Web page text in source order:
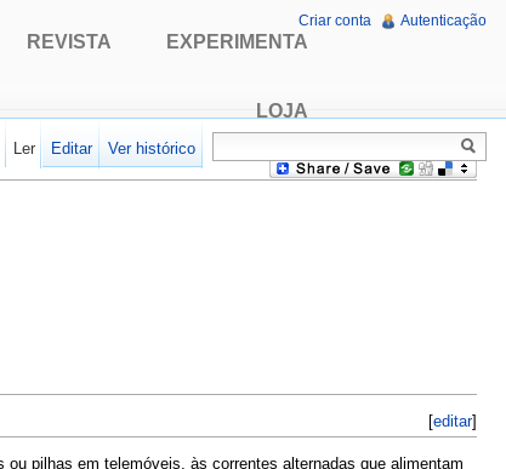
[editar]
pilhas em telemóveis, às correntes alternadas que alimentam
REVISTA EXPERIMENTA
LOJA
Criar conta Autenticação
Ler Editar Ver histórico